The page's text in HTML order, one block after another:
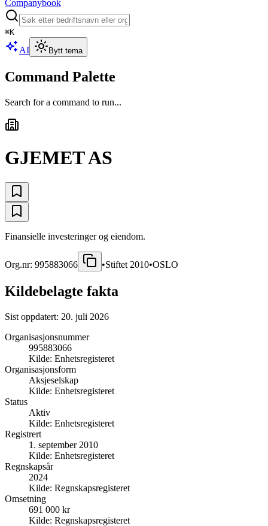
Companybook
⌘K
AI Bytt tema
Command Palette
Search for a command to run...
GJEMET AS
Finansielle investeringer og eiendom.
Org.nr: 995883066 •Stiftet 2010•OSLO
Kildebelagte fakta
Sist oppdatert: 20. juli 2026
Organisasjonsnummer
995883066
Kilde: Enhetsregisteret
Organisasjonsform
Aksjeselskap
Kilde: Enhetsregisteret
Status
Aktiv
Kilde: Enhetsregisteret
Registrert
1. september 2010
Kilde: Enhetsregisteret
Regnskapsår
2024
Kilde: Regnskapsregisteret
Omsetning
691 000 kr
Kilde: Regnskapsregisteret